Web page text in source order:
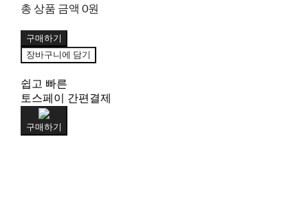
총 상품 금액 0원
구매하기
장바구니에 담기
쉽고 빠른
토스페이 간편결제
구매하기